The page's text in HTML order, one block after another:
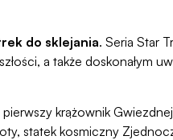
do sklejania. Seria Star
a także doskonałym
krążownik
statek kosmiczny